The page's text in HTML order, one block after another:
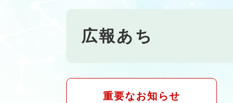
広報あち
重要なお知らせ